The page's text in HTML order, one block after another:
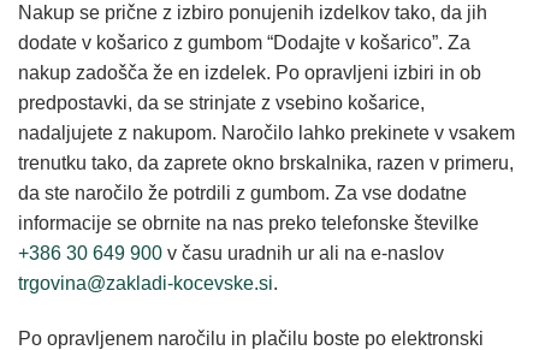
Nakup se prične z izbiro ponujenih izdelkov tako, da jih
dodate v košarico z gumbom “Dodajte v košarico”. Za
nakup zadošča že en izdelek. Po opravljeni izbiri in ob
predpostavki, da se strinjate z vsebino košarice,
nadaljujete z nakupom. Naročilo lahko prekinete v vsakem
trenutku tako, da zaprete okno brskalnika, razen v primeru,
da ste naročilo že potrdili z gumbom. Za vse dodatne
informacije se obrnite na nas preko telefonske številke
+386 30 649 900 v času uradnih ur ali na e-naslov
trgovina@zakladi-kocevske.si.
Po opravljenem naročilu in plačilu boste po elektronski